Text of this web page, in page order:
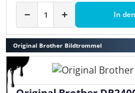
− + In
Original Brother Bildtrommel